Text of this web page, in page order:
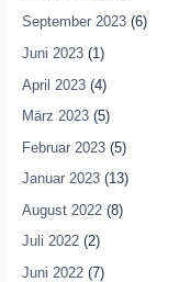
September 2023(6)
Juni 2023(1)
April 2023(4)
März 2023(5)
Februar 2023(5)
Januar 2023(13)
August 2022(8)
Juli 2022(2)
Juni 2022(7)